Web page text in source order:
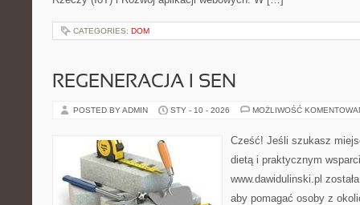
CATEGORIES: DOM
REGENERACJA I SEN
POSTED BY ADMIN STY - 10 - 2026 MOŻLIWOŚĆ
Cześć! Jeśli szukasz
dietą i praktycznym
www.dawidulinski.pl
aby pomagać osoby z